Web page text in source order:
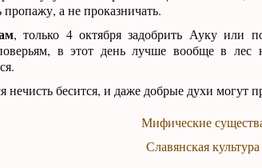
пропажу, а не проказничать.
, только 4 октября задобрить Ауку или
в этот день лучше вообще в
нечисть бесится, и даже добрые духи могут
Мифические
Славянская культура